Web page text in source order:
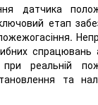
датчика
етап
спрацювань
при реальній
та